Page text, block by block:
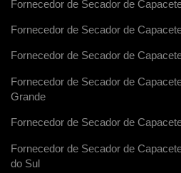
Fornecedor de Secador de
Fornecedor de Secador de
Fornecedor de Secador de
Fornecedor de Secador de
Grande
Fornecedor de Secador de
Fornecedor de Secador de
do Sul